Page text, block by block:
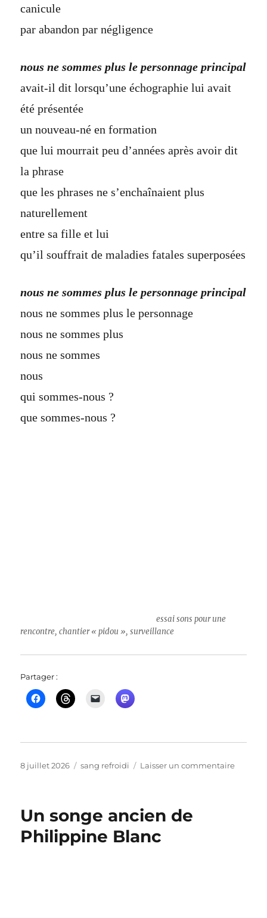
canicule
par abandon par négligence
nous ne sommes plus le personnage principal
avait-il dit lorsqu’une échographie lui avait
été présentée
un nouveau-né en formation
que lui mourrait peu d’années après avoir dit
la phrase
que les phrases ne s’enchaînaient plus
naturellement
entre sa fille et lui
qu’il souffrait de maladies fatales superposées
nous ne sommes plus le personnage principal
nous ne sommes plus le personnage
nous ne sommes plus
nous ne sommes
nous
qui sommes-nous ?
que sommes-nous ?
essai sons pour une
rencontre, chantier « pidou », surveillance
Partager :
Publié
8 juillet 2026 Catégories
sang refroidi Laisser un commentairesur
Un songe ancien de
Philippine Blanc